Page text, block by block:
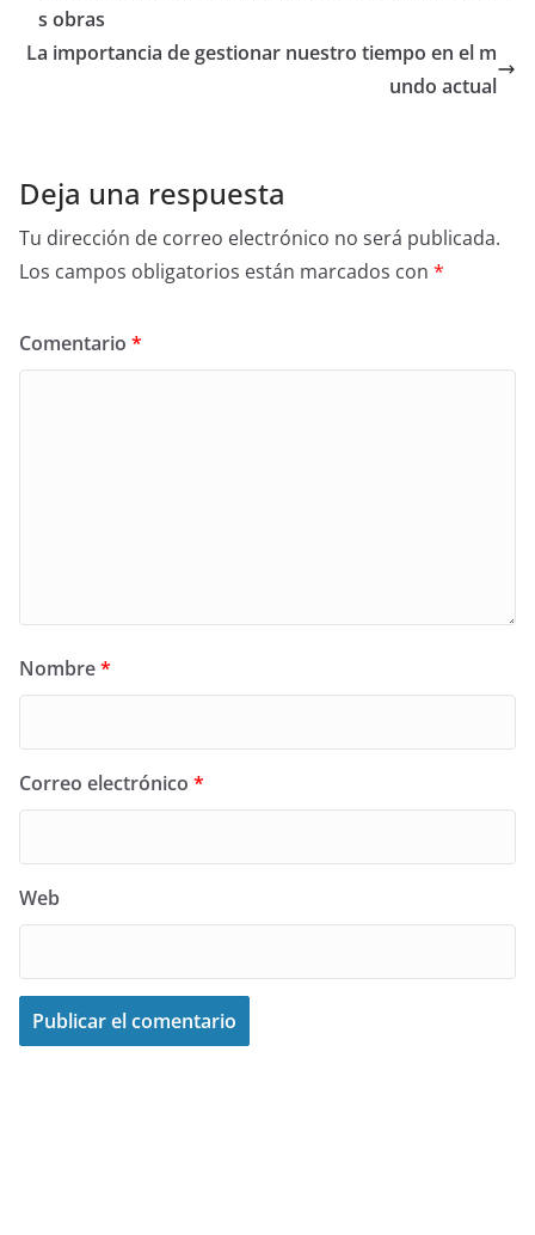
s obras
La importancia de gestionar nuestro tiempo en el m
undo actual
Deja una respuesta
Tu dirección de correo electrónico no será publicada.
Los campos obligatorios están marcados con *
Comentario *
Nombre*
Correo electrónico *
Web